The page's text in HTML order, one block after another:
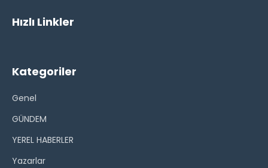
Hızlı Linkler
Kategoriler
Genel
GÜNDEM
YEREL HABERLER
Yazarlar